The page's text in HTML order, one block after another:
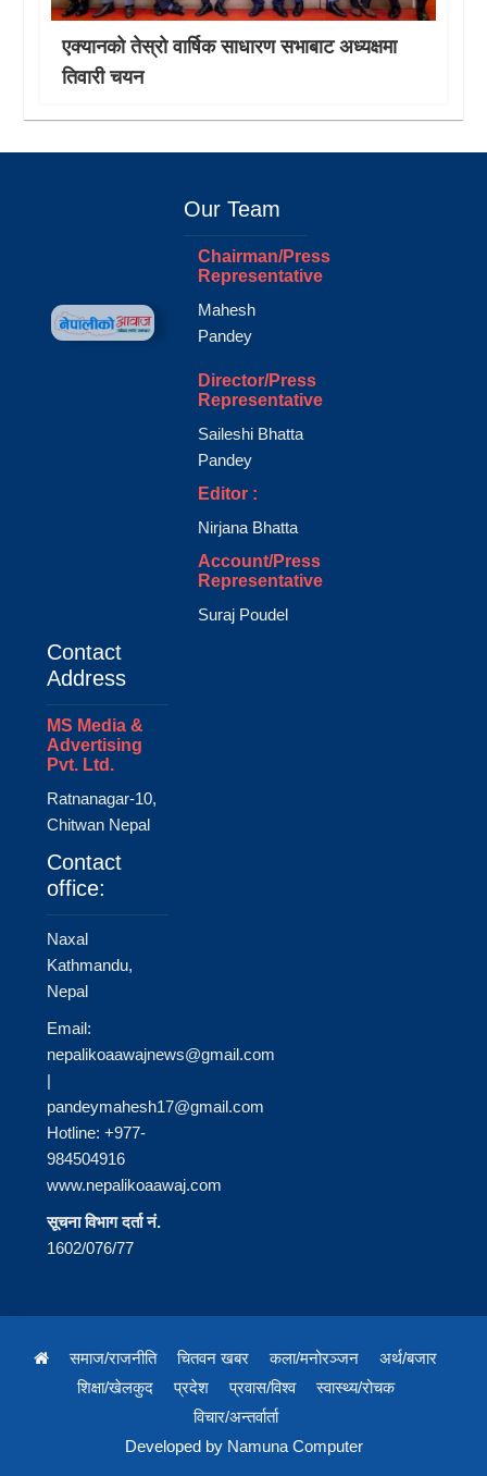
एक्यानको तेस्रो वार्षिक साधारण सभाबाट अध्यक्षमा
तिवारी चयन
Our Team
Chairman/Press
Representative
Mahesh
Pandey
Director/Press
Representative
Saileshi Bhatta
Pandey
Editor :
Nirjana Bhatta
Account/Press
Representative
Suraj Poudel
Contact
Address
MS Media &
Advertising
Pvt. Ltd.
Ratnanagar-10,
Chitwan Nepal
Contact
office:
Naxal
Kathmandu,
Nepal
Email:
nepalikoaawajnews@gmail.com
|
pandeymahesh17@gmail.com
Hotline: +977-
984504916
www.nepalikoaawaj.com
सूचना विभाग दर्ता नं.
1602/076/77
समाज/राजनीति चितवन खबर कला/मनोरञ्जन
अर्थ/बजार
शिक्षा/खेलकुद
प्रदेश प्रवास/विश्व
स्वास्थ्य/रोचक
विचार/अन्तर्वार्ता
Developed by Namuna Computer